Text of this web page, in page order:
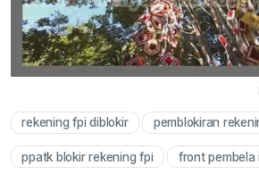
rekening fpi diblokir pemblokiran
ppatk blokir rekening fpi front pembela